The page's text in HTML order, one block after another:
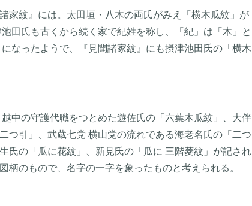
家紋』には。太田垣・八木の両氏がみえ「横木瓜紋」が
田氏も古くから続く家で紀姓を称し、「紀」は「木」と
なったようで、『見聞諸家紋』にも摂津池田氏の「横木
中の守護代職をつとめた遊佐氏の「六葉木瓜紋」、大伴
つ引」、武蔵七党 横山党の流れである海老名氏の「二つ
氏の「瓜に花紋」、新見氏の「瓜に 三階菱紋」が記され
柄のもので、名字の一字を象ったものと考えられる。